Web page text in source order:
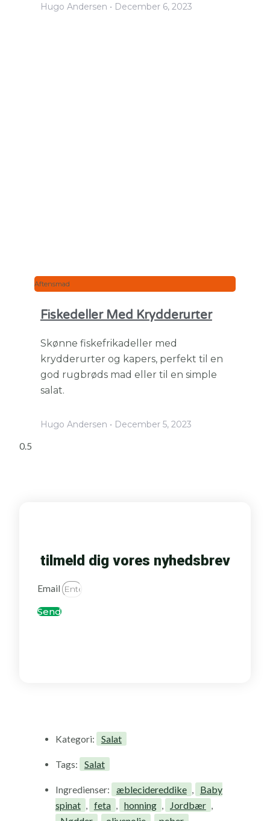
Hugo Andersen December 6, 2023
Aftensmad
Fiskedeller Med Krydderurter
Skønne fiskefrikadeller med
krydderurter og kapers, perfekt til en
god rugbrøds mad eller til en simple
salat.
Hugo Andersen December 5, 2023
tilmeld dig vores nyhedsbrev
Email
Send
Kategori: Salat
Tags: Salat
Ingredienser: æblecidereddike ,
Baby
spinat , feta , honning , Jordbær ,